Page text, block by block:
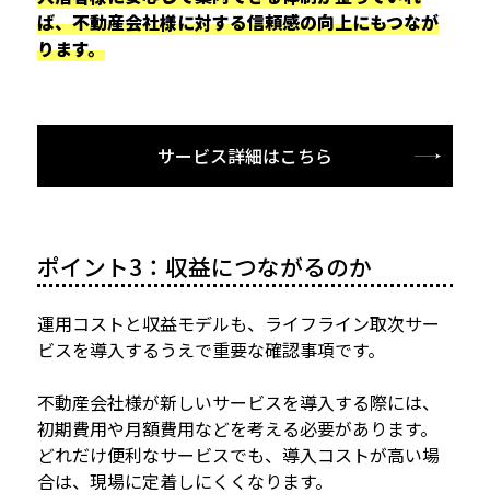
ば、不動産会社様に対する信頼感の向上にもつなが
ります。
サービス詳細はこちら
ポイント3：収益につながるのか
運用コストと収益モデルも、ライフライン取次サー
ビスを導入するうえで重要な確認事項です。
不動産会社様が新しいサービスを導入する際には、
初期費用や月額費用などを考える必要があります。
どれだけ便利なサービスでも、導入コストが高い場
合は、現場に定着しにくくなります。